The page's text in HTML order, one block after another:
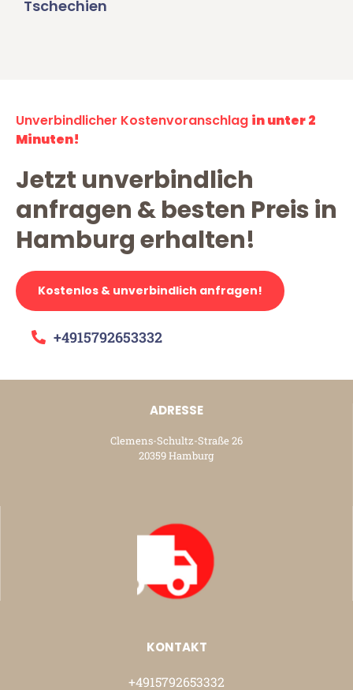
Tschechien
Unverbindlicher Kostenvoranschlag in unter 2
Minuten!
Jetzt unverbindlich
anfragen & besten Preis in
Hamburg erhalten!
Kostenlos & unverbindlich anfragen!
+4915792653332
ADRESSE
Clemens-Schultz-Straße 26
20359 Hamburg
KONTAKT
+4915792653332